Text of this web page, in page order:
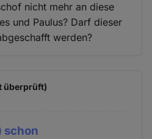
nicht mehr an diese
und Paulus? Darf dieser
werden?
überprüft)
schon